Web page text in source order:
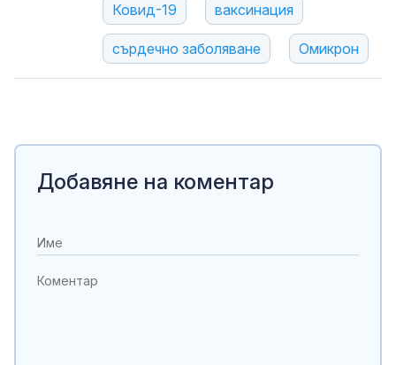
Ковид-19 ваксинация
сърдечно заболяване Омикрон
Добавяне на коментар